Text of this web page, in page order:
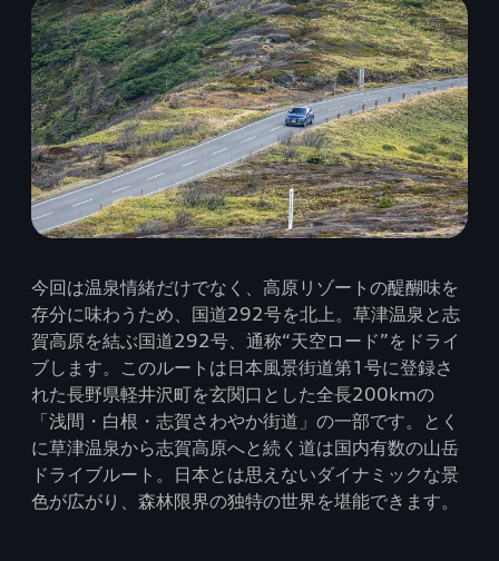
今回は温泉情緒だけでなく、高原リゾートの醍醐味を
存分に味わうため、国道292号を北上。草津温泉と志
賀高原を結ぶ国道292号、通称“天空ロード”をドライ
ブします。このルートは日本風景街道第1号に登録さ
れた長野県軽井沢町を玄関口とした全長200kmの
「浅間・白根・志賀さわやか街道」の一部です。とく
に草津温泉から志賀高原へと続く道は国内有数の山岳
ドライブルート。日本とは思えないダイナミックな景
色が広がり、森林限界の独特の世界を堪能できます。